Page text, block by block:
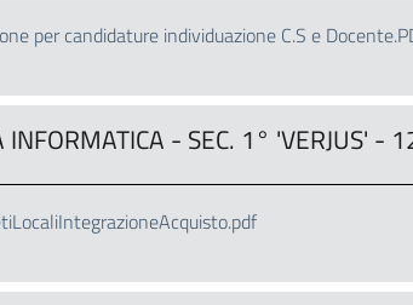
per candidature individuazione C.S e
INFORMATICA - SEC. 1° 'VERJUS'